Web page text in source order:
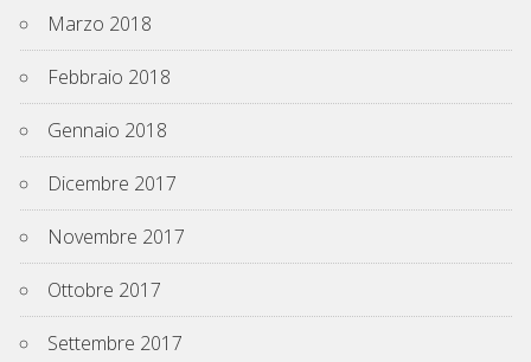
Marzo 2018
Febbraio 2018
Gennaio 2018
Dicembre 2017
Novembre 2017
Ottobre 2017
Settembre 2017